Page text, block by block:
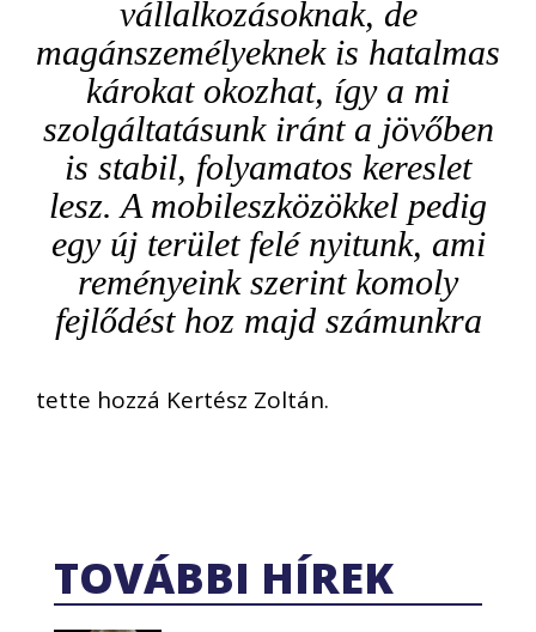
vállalkozásoknak, de
magánszemélyeknek is hatalmas
károkat okozhat, így a mi
szolgáltatásunk iránt a jövőben
is stabil, folyamatos kereslet
lesz. A mobileszközökkel pedig
egy új terület felé nyitunk, ami
reményeink szerint komoly
fejlődést hoz majd számunkra
tette hozzá Kertész Zoltán.
TOVÁBBI HÍREK